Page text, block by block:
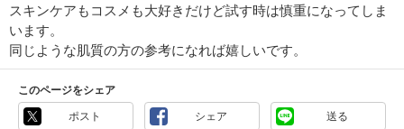
スキンケアもコスメも大好きだけど試す時は慎重になってしま
います。
同じような肌質の方の参考になれば嬉しいです。
このページをシェア
ポスト シェア 送る